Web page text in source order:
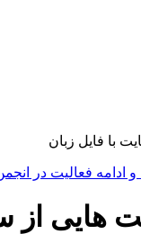
با فایل زبان
ادامه فعالیت در
از